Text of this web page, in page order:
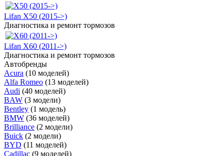
Lifan X50 (2015->)
Диагностика и ремонт тормозов
Lifan X60 (2011->)
Диагностика и ремонт тормозов
Автобренды
Acura (10 моделей)
Alfa Romeo (13 моделей)
Audi (40 моделей)
BAW (3 модели)
Bentley (1 модель)
BMW (36 моделей)
Brilliance (2 модели)
Buick (2 модели)
BYD (11 моделей)
Cadillac (9 моделей)